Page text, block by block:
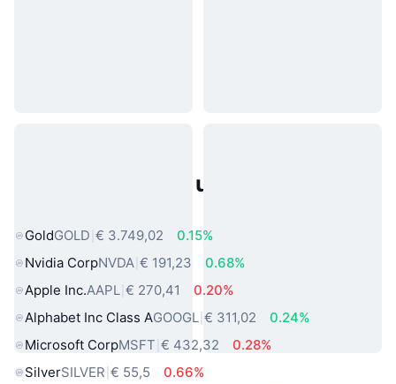
Populaire activa uit de echte
GoldGOLD € 3.749,02
0.15%
Nvidia CorpNVDA € 191,23
0.68%
Apple Inc.AAPL € 270,41
0.20%
Alphabet Inc Class AGOOGL € 311,02
0.24%
Microsoft CorpMSFT € 432,32
0.28%
SilverSILVER € 55,5
0.66%